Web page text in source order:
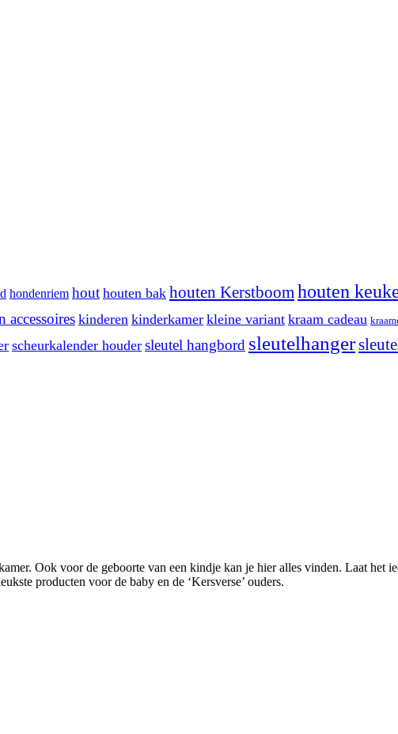
hondenriem hout houten bak houten Kerstboom houten
accessoires kinderen kinderkamer kleine variant kraam cadeau
scheurkalender houder sleutel hangbord sleutelhanger
Ook voor de geboorte van een kindje kan je hier alles vinden. Laat het
producten voor de baby en de ‘Kersverse’ ouders.